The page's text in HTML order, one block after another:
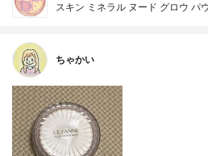
スキン ミネラル ヌード グロウ パ
ちゃかい